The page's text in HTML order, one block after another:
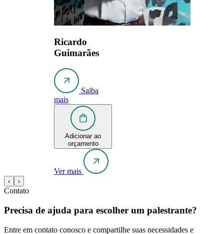
Ricardo
Guimarães
Saiba
mais
Adicionar ao
orçamento
Ver mais
‹ ›
Contato
Precisa de ajuda para escolher um palestrante?
Entre em contato conosco e compartilhe suas necessidades e